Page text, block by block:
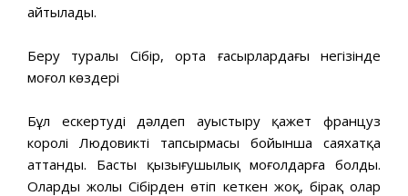
айтылады.
Беру туралы Сібір, орта ғасырлардағы негізінде
моңғол көздері
Бұл ескертуді дәлдеп ауыстыру қажет француз
королі Людовиктің тапсырмасы бойынша саяхатқа
аттанды. Басты қызығушылық моңғолдарға болды.
Олардың жолы Сібірден өтіп кеткен жоқ, бірақ олар